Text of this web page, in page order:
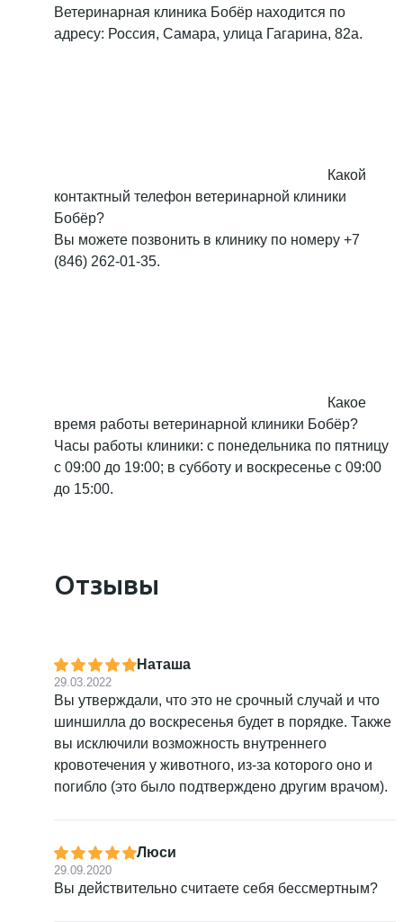
Ветеринарная клиника Бобёр находится по
адресу: Россия, Самара, улица Гагарина, 82а.
Какой
контактный телефон ветеринарной клиники
Бобёр?
Вы можете позвонить в клинику по номеру +7
(846) 262-01-35.
Какое
время работы ветеринарной клиники Бобёр?
Часы работы клиники: с понедельника по пятницу
с 09:00 до 19:00; в субботу и воскресенье с 09:00
до 15:00.
Отзывы
Наташа
29.03.2022
Вы утверждали, что это не срочный случай и что
шиншилла до воскресенья будет в порядке. Также
вы исключили возможность внутреннего
кровотечения у животного, из-за которого оно и
погибло (это было подтверждено другим врачом).
Люси
29.09.2020
Вы действительно считаете себя бессмертным?